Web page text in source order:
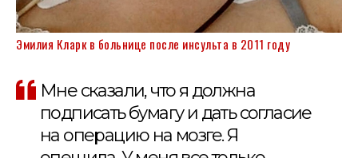
Эмилия Кларк в больнице после инсульта в 2011 году
Мне сказали, что я должна
подписать бумагу и дать согласие
на операцию на мозге. Я